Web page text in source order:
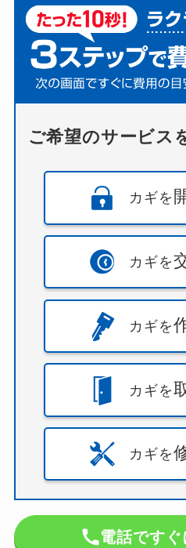
ご希望のサービス
カギを
カギを
カギを
カギを
カギを
電話です